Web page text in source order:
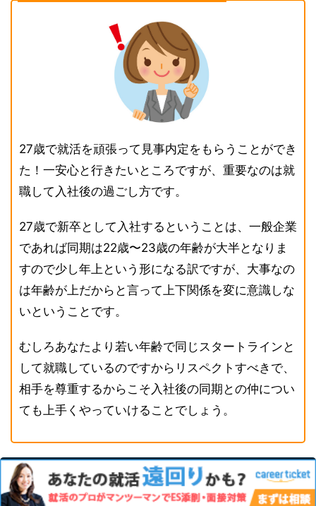
27歳で就活を頑張って見事内定をもらうことができ
た！一安心と行きたいところですが、重要なのは就
職して入社後の過ごし方です。
27歳で新卒として入社するということは、一般企業
であれば同期は22歳〜23歳の年齢が大半となりま
すので少し年上という形になる訳ですが、大事なの
は年齢が上だからと言って上下関係を変に意識しな
いということです。
むしろあなたより若い年齢で同じスタートラインと
して就職しているのですからリスペクトすべきで、
相手を尊重するからこそ入社後の同期との仲につい
ても上手くやっていけることでしょう。
実録！27歳の新卒就職体験談